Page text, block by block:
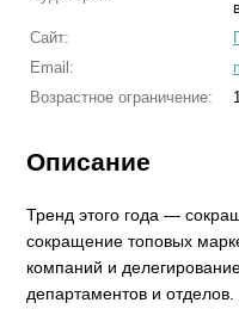
Сайт:
Email:
Возрастное ограничение:
Описание
Тренд этого года —
сокращение топовых
компаний и
департаментов и отделов.